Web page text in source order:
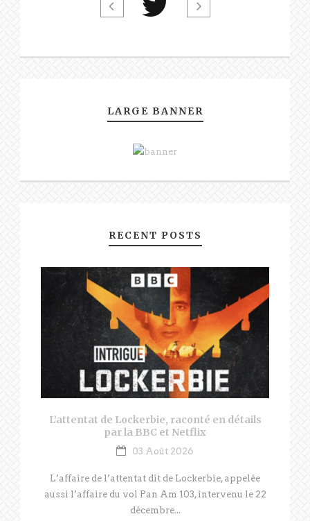
LARGE BANNER
RECENT POSTS
L’attentat de Lockerbie, raconté en détails
par la BBC et Netflix
03 Août 2026
L’affaire de l’attentat dit de Lockerbie, appelée
aussi l’affaire du vol Pan Am 103, intervenu le 22
décembre...